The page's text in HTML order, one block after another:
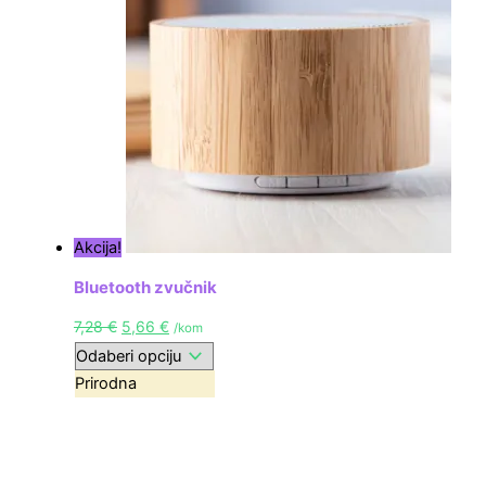
Akcija!
Bluetooth zvučnik
7,28€ 5,66 € /kom
Prirodna